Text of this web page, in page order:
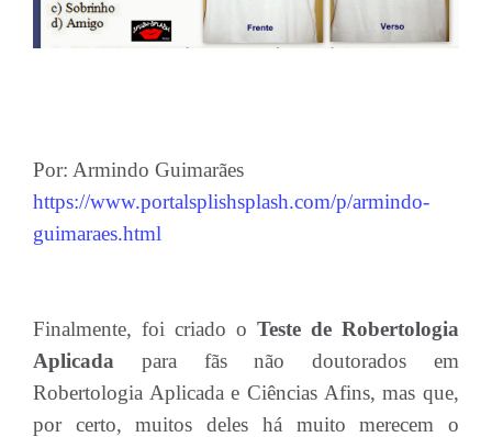
Por: Armindo Guimarães
https://www.portalsplishsplash.com/p/armindo-
guimaraes.html
Finalmente, foi criado o Teste de Robertologia
Aplicada para fãs não doutorados em
Robertologia Aplicada e Ciências Afins, mas que,
por certo, muitos deles há muito merecem o